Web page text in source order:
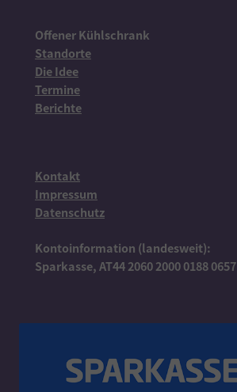
Offener Kühlschrank
Standorte
Die Idee
Termine
Berichte
Kontakt
Impressum
Datenschutz
Kontoinformation (landesweit):
Sparkasse, AT44 2060 2000 0188 0657